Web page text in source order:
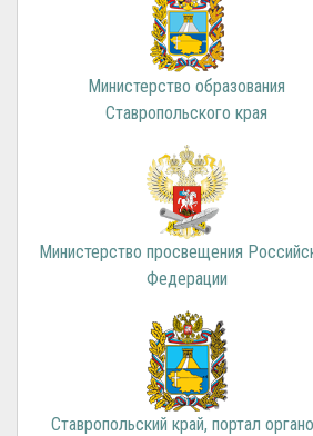
Министерство образования
Ставропольского края
Министерство просвещения
Федерации
Ставропольский край, портал